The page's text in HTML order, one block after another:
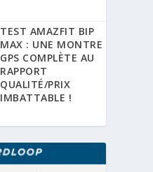
TEST AMAZFIT BIP
MAX : UNE MONTRE
GPS COMPLÈTE AU
RAPPORT
QUALITÉ/PRIX
IMBATTABLE !